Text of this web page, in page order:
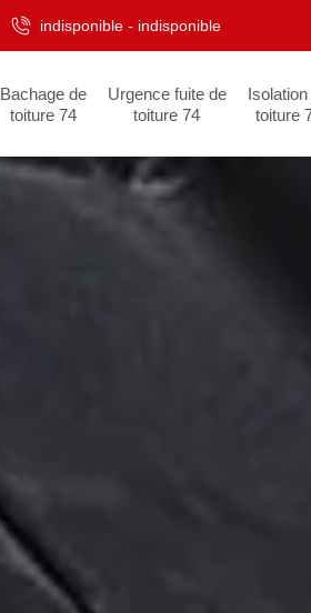
indisponible - indisponible
Bachage de
toiture 74
Urgence fuite de
toiture 74
toiture